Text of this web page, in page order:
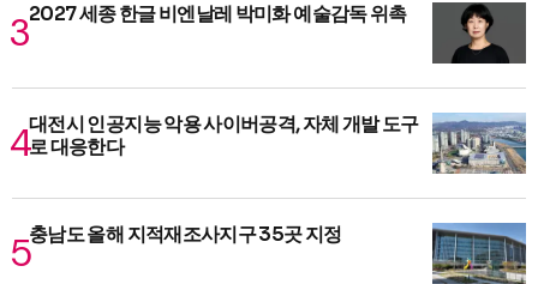
2027 세종 한글 비엔날레 박미화 예술감독 위촉
대전시 인공지능 악용 사이버공격, 자체 개발 도구
로 대응한다
충남도 올해 지적재조사지구 35곳 지정